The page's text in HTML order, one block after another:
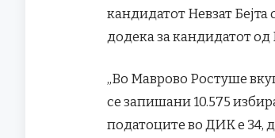
кандидатот Невзат Бејта
додека за кандидатот
„Во Маврово Ростуше
се запишани 10.575
податоците во ДИК е 34,